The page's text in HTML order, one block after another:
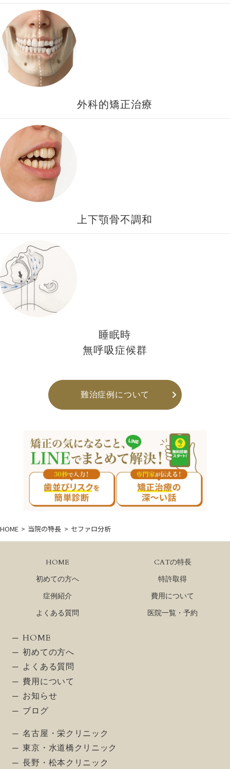
外科的矯正治療
上下顎骨不調和
睡眠時
無呼吸症候群
難治症例について
HOME 当院の特長 セファロ分析
HOME
CATの特長
初めての方へ
特許取得
症例紹介
費用について
よくある質問
医院一覧・予約
HOME
初めての方へ
よくある質問
費用について
お知らせ
ブログ
名古屋・栄クリニック
東京・水道橋クリニック
長野・松本クリニック